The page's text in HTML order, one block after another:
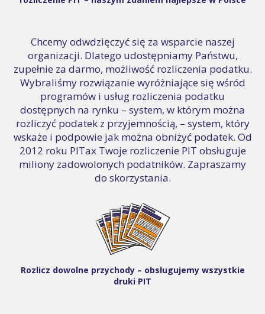
Chcemy odwdzięczyć się za wsparcie naszej
organizacji. Dlatego udostępniamy Państwu,
zupełnie za darmo, możliwość rozliczenia podatku.
Wybraliśmy rozwiązanie wyróżniające się wśród
programów i usług rozliczenia podatku
dostępnych na rynku – system, w którym można
rozliczyć podatek z przyjemnością, – system, który
wskaże i podpowie jak można obniżyć podatek. Od
2012 roku PITax Twoje rozliczenie PIT obsługuje
miliony zadowolonych podatników. Zapraszamy
do skorzystania.
Rozlicz dowolne przychody – obsługujemy wszystkie
druki PIT